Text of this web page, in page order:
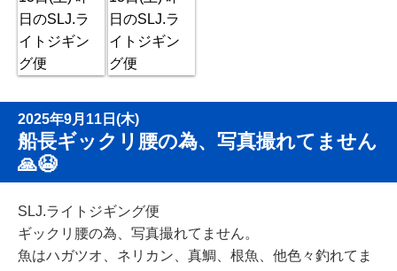
2025年9月11日(木)
船長ギックリ腰の為、写真撮れてません
🙏😭
SLJ.ライトジギング便
ギックリ腰の為、写真撮れてません。
魚はハガツオ、ネリカン、真鯛、根魚、他色々釣れてま